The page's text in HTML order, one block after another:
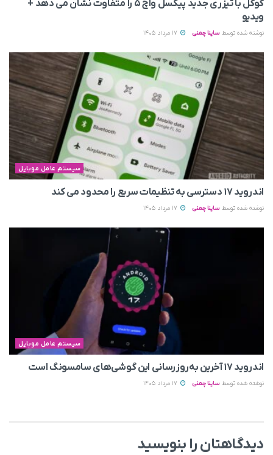
گوگل با تیزری جدید پیکسل واچ ۵ را متفاوت نشان می‌ دهد +
ویدیو
نوشته شده توسط ساینا چمنی
سیستم عامل موبایل
اندروید ۱۷ دسترسی به تنظیمات سریع را محدود می‌ کند
نوشته شده توسط ساینا چمنی
سیستم عامل موبایل
اندروید ۱۷ آخرین به‌روزرسانی این گوشی‌های سامسونگ است
نوشته شده توسط ساینا چمنی
دیدگاهتان را بنویسید